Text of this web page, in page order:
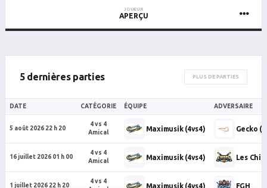
JOUEUR
APERÇU
5 dernières parties PLUS DE PARTIES
DATE CATÉGORIE ÉQUIPE ADVERSAIRE
5 août 2026 22 h 20
4 vs 4
Amical
Maximusik (4vs4) Gecko
16 juillet 2026 01 h 00
4 vs 4
Amical
Maximusik (4vs4) Les
1 juillet 2026 22 h 20
4 vs 4
Maximusik (4vs4) FGH